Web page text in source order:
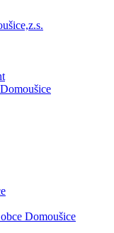
Domoušice